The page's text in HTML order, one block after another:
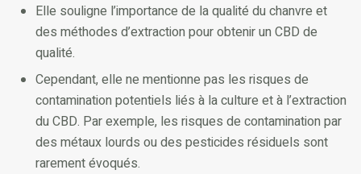
Elle souligne l’importance de la qualité du chanvre et
des méthodes d’extraction pour obtenir un CBD de
qualité.
Cependant, elle ne mentionne pas les risques de
contamination potentiels liés à la culture et à l’extraction
du CBD. Par exemple, les risques de contamination par
des métaux lourds ou des pesticides résiduels sont
rarement évoqués.